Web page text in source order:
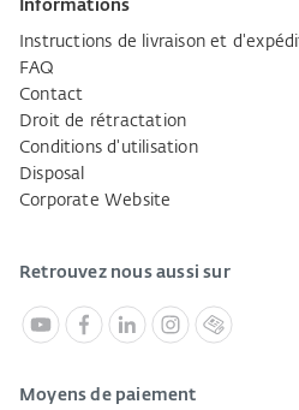
Informations
Instructions de livraison et
FAQ
Contact
Droit de rétractation
Conditions d'utilisation
Disposal
Corporate Website
Retrouvez nous aussi sur
Moyens de paiement